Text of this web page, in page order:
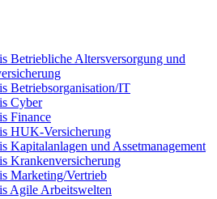
Betriebliche Altersversorgung und
Betriebsorganisation/IT
Cyber
Finance
HUK-Versicherung
Kapitalanlagen und Assetmanagement
Krankenversicherung
Marketing/Vertrieb
Agile Arbeitswelten